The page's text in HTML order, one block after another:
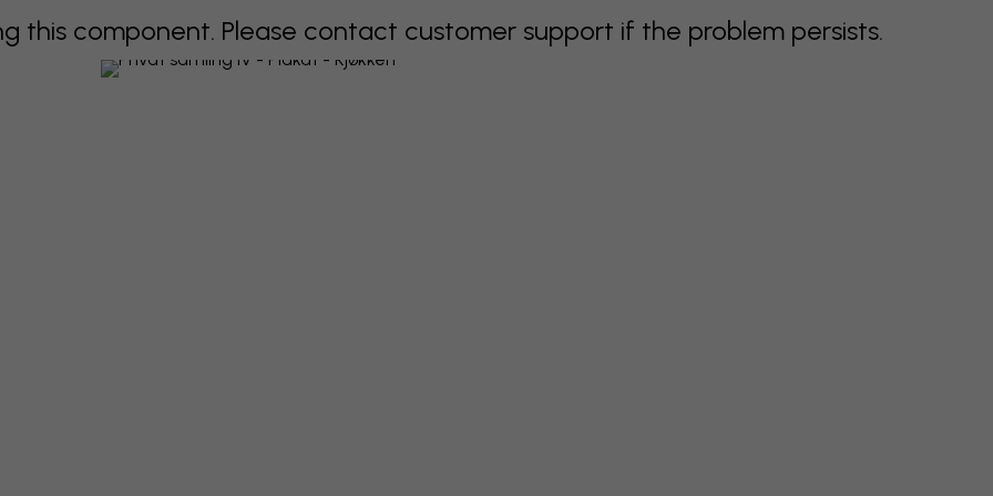
this component. Please contact customer support if the problem persists.